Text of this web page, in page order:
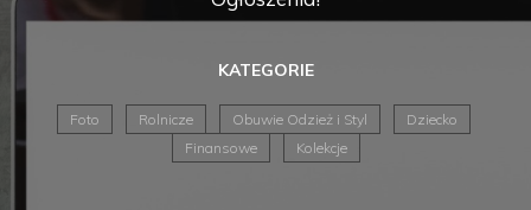
KATEGORIE
Foto Rolnicze Obuwie Odzież i Styl
Dziecko
Finansowe
Kolekcje